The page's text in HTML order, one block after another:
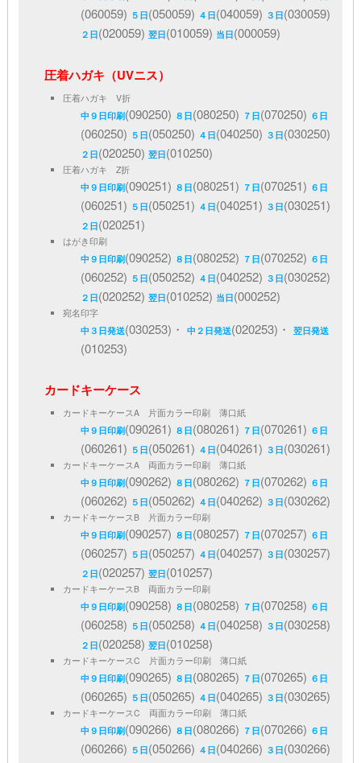
(060059) ５日(050059) ４日(040059) ３日(030059)
２日(020059)翌日(010059) 当日(000059)
圧着ハガキ（UVニス）
圧着ハガキ V折
中９日印刷(090250) ８日(080250) ７日(070250) ６日
(060250) ５日(050250) ４日(040250) ３日(030250)
２日(020250)翌日(010250)
圧着ハガキ Z折
中９日印刷(090251) ８日(080251) ７日(070251) ６日
(060251) ５日(050251) ４日(040251) ３日(030251)
２日(020251)
はがき印刷
中９日印刷(090252) ８日(080252) ７日(070252) ６日
(060252) ５日(050252) ４日(040252) ３日(030252)
２日(020252)翌日(010252) 当日(000252)
宛名印字
中３日発送(030253)・中２日発送(020253)・翌日発送
(010253)
カードキーケース
カードキーケースA 片面カラー印刷 薄口紙
中９日印刷(090261) ８日(080261) ７日(070261) ６日
(060261) ５日(050261) ４日(040261) ３日(030261)
カードキーケースA 両面カラー印刷 薄口紙
中９日印刷(090262) ８日(080262) ７日(070262) ６日
(060262) ５日(050262) ４日(040262) ３日(030262)
カードキーケースB 片面カラー印刷
中９日印刷(090257) ８日(080257) ７日(070257) ６日
(060257) ５日(050257) ４日(040257) ３日(030257)
２日(020257)翌日(010257)
カードキーケースB 両面カラー印刷
中９日印刷(090258) ８日(080258) ７日(070258) ６日
(060258) ５日(050258) ４日(040258) ３日(030258)
２日(020258)翌日(010258)
カードキーケースC 片面カラー印刷 薄口紙
中９日印刷(090265) ８日(080265) ７日(070265) ６日
(060265) ５日(050265) ４日(040265) ３日(030265)
カードキーケースC 両面カラー印刷 薄口紙
中９日印刷(090266) ８日(080266) ７日(070266) ６日
(060266) ５日(050266) ４日(040266) ３日(030266)